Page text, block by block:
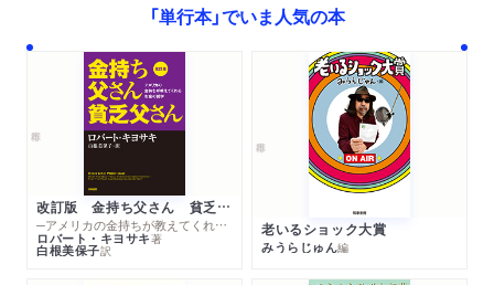
「単行本」でいま人気の本
改訂版 金持ち父さん 貧乏父さん
─アメリカの金持ちが教えてくれるお金の哲学
ロバート・キヨサキ著
白根美保子訳
老いるショック大賞
みうらじゅん編